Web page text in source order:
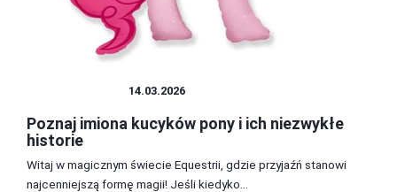
14.03.2026
Poznaj imiona kucyków pony i ich niezwykłe
historie
Witaj w magicznym świecie Equestrii, gdzie przyjaźń stanowi
najcenniejszą formę magii! Jeśli kiedyko...